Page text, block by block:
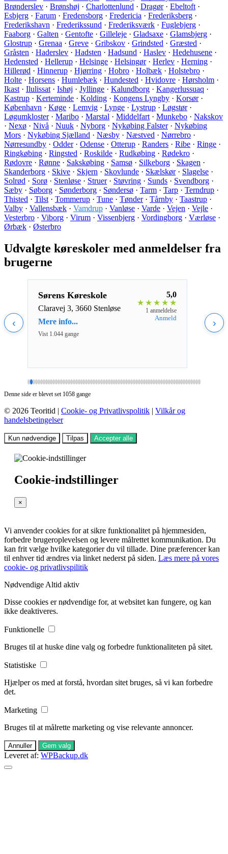
Brønderslev · Brønshøj · Charlottenlund · Dragør· Ebeltoft ·
Esbjerg · Farum · Fredensborg · Fredericia · Frederiksberg ·
Frederikshavn · Frederikssund · Frederiksværk · Fuglebjerg ·
Faaborg · Galten · Gentofte · Gilleleje · Gladsaxe · Glamsbjerg ·
Glostrup · Grenaa · Greve · Gribskov · Grindsted · Græsted ·
Gråsten · Haderslev · Hadsten · Hadsund · Haslev · Hedehusene ·
Hedensted · Hellerup · Helsinge · Helsingør· Herlev · Herning ·
Hillerød · Hinnerup · Hjørring · Hobro · Holbæk · Holstebro ·
Holte · Horsens · Humlebæk · Hundested · Hvidovre · Hørsholm ·
Ikast · Ilulissat · Ishøj · Jyllinge · Kalundborg · Kangerlussuaq ·
Kastrup · Kerteminde · Kolding · Kongens Lyngby · Korsør·
København · Køge · Lemvig · Lynge · Lystrup · Løgstør·
Løgumkloster· Maribo · Marstal · Middelfart · Munkebo · Nakskov
· Nexø · Nivå · Nuuk · Nyborg · Nykøbing Falster· Nykøbing
Mors · Nykøbing Sjælland · Næsby · Næstved · Nørrebro ·
Nørresundby · Odder· Odense · Otterup · Randers · Ribe · Ringe ·
Ringkøbing · Ringsted · Roskilde · Rudkøbing · Rødekro ·
Rødovre · Rønne · Sakskøbing · Samsø · Silkeborg · Skagen ·
Skanderborg · Skive · Skjern · Skovlunde · Skælskør· Slagelse ·
Solrød · Sorø · Stenløse · Struer· Støvring · Sunds · Svendborg ·
Sæby · Søborg · Sønderborg · Søndersø · Tarm · Tarp · Terndrup ·
Thisted · Tilst · Tommerup · Tune · Tønder· Tårnby · Taastrup ·
Valby · Vallensbæk · Vamdrup · Vanløse · Varde · Vejen · Vejle ·
Vesterbro · Viborg · Virum · Vissenbjerg · Vordingborg · Værløse ·
Ørbæk · Østerbro
Udvalgte køreskoler med anmeldelser fra
brugerne
‹
Sørens Køreskole
Claravej 3, 3660 Stenløse
Mere info...
Vist 1.044 gange
5,0
★ ★ ★ ★ ★
1 anmeldelse
Anmeld ›
Denne side er blevet set 1058 gange
© 2026 Teoritid | Cookie- og Privatlivspolitik | Vilkår og
handelsbetingelser
Kun nødvendige Tilpas Accepter alle
Cookie-indstillinger
×
Vi anvender cookies for at sikre funktionalitet på hjemmesiden,
forbedre brugeroplevelsen og levere målrettet kommunikation. Du
kan frit vælge hvilke kategorier du vil tillade. Dine præferencer kan
til enhver tid ændres via linket nederst på siden. Læs mere på vores
cookie- og privatlivspilitik
Nødvendige Altid aktiv
Disse cookies er nødvendige for, at websitet kan fungere, og kan
ikke deaktiveres.
Funktionelle
Bruges til at huske dine valg og forbedre funktionaliteten på sitet.
Statistiske
Hjælper os med at forstå, hvordan sitet bruges, så vi kan forbedre
det.
Marketing
Bruges til at målrette marketing og vise relevante annoncer.
Annuller Gem valg
Leveret af: WPBackup.dk